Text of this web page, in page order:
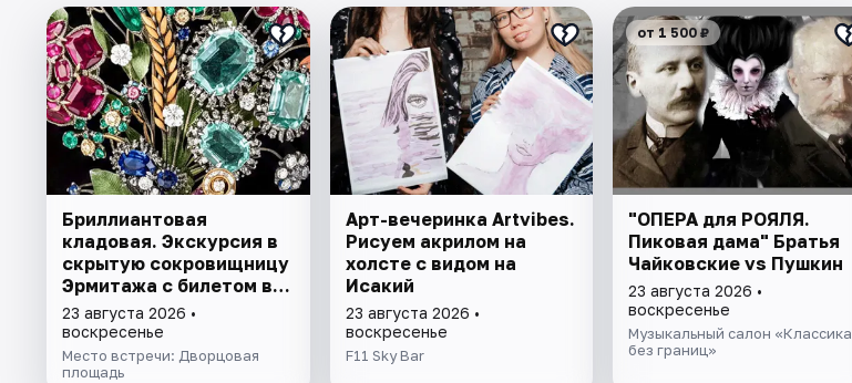
Бриллиантовая
кладовая. Экскурсия в
скрытую сокровищницу
Эрмитажа с билетом в
музей
23 августа 2026 •
воскресенье
Место встречи: Дворцовая
площадь
Арт-вечеринка Artvibes.
Рисуем акрилом на
холсте с видом на
Исакий
23 августа 2026 •
воскресенье
F11 Sky Bar
от 1 500 ₽
"ОПЕРА для РОЯЛЯ.
Пиковая дама" Братья
Чайковские vs Пушкин
23 августа 2026 •
воскресенье
Музыкальный салон «Классика
без границ»